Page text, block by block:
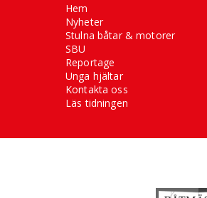
Hem
Nyheter
Stulna båtar & motorer
SBU
Reportage
Unga hjältar
Kontakta oss
Läs tidningen